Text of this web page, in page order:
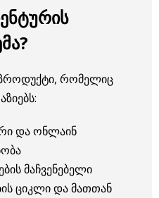
პროდუქტი, რომელიც
და ონლაინ
მაჩვენებელი
ციკლი და მათთან